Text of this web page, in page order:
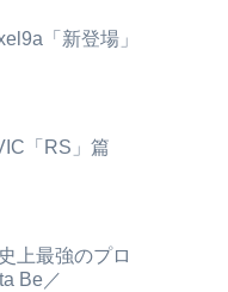
「新登場」
「RS」篇
上最強のプロ
Be／